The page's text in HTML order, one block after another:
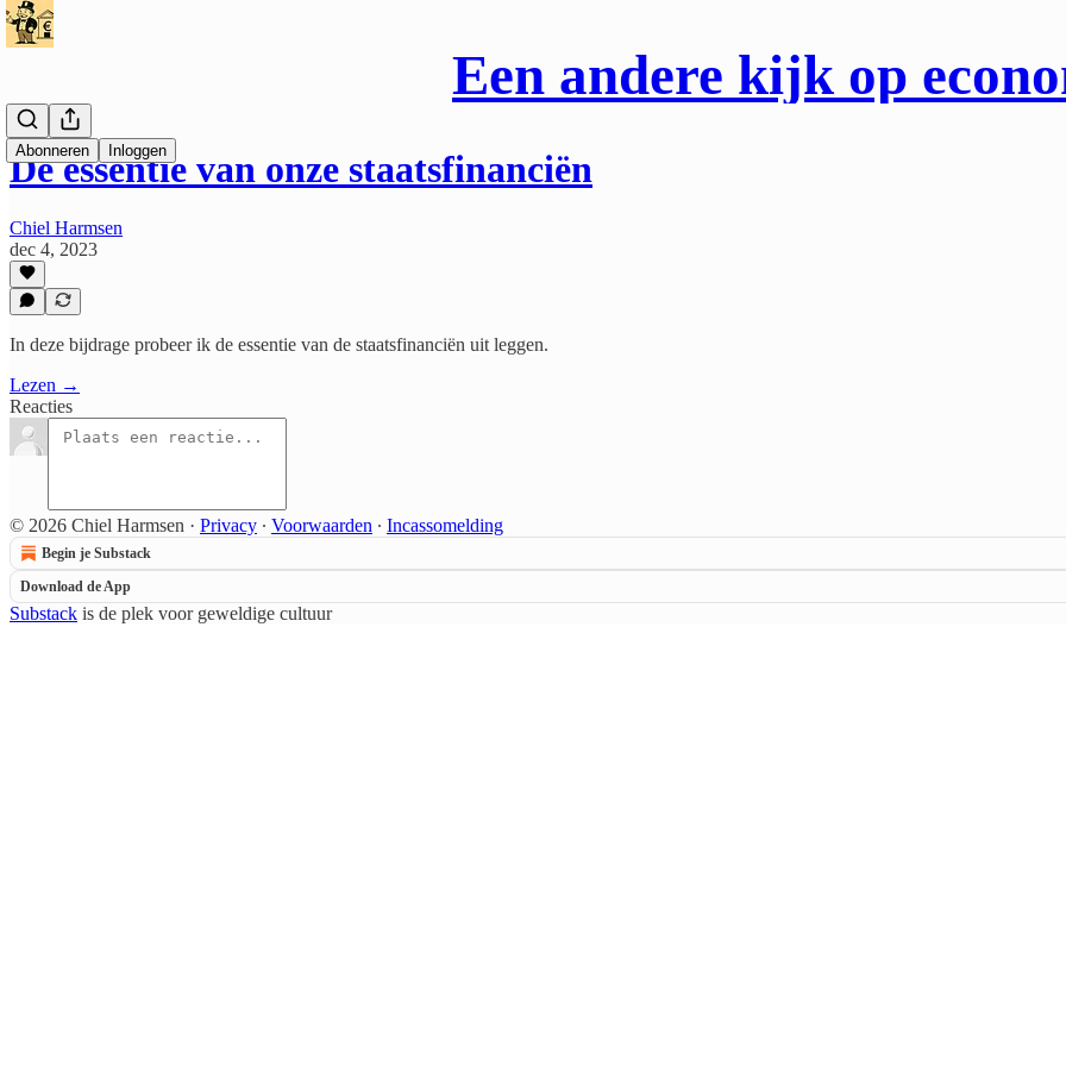
Een andere kijk op
Abonneren Inloggen
De essentie van onze staatsfinanciën
Chiel Harmsen
dec 4, 2023
In deze bijdrage probeer ik de essentie van de staatsfinanciën uit leggen.
Lezen →
Reacties
© 2026 Chiel Harmsen · Privacy ∙ Voorwaarden ∙ Incassomelding
Begin je Substack
Download de App
Substack is de plek voor geweldige cultuur